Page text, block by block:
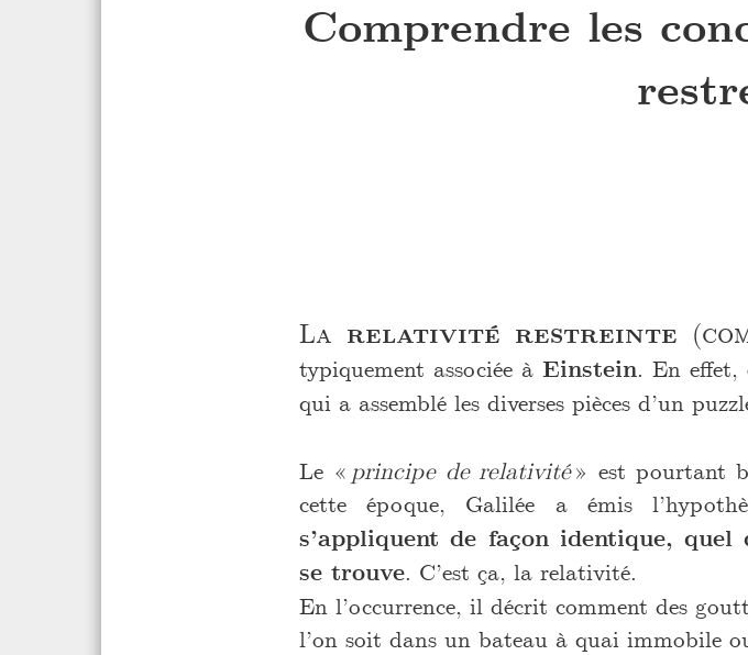
Comprendre les
La relativité restreinte
typiquement associée à Einstein. En effet,
qui a assemblé les diverses pièces d’un
Le « principe de relativité» est pourtant
cette époque, Galilée a émis
s’appliquent de façon identique,
se trouve. C’est ça, la relativité.
En l’occurrence, il décrit comment des
l’on soit dans un bateau à quai immobile